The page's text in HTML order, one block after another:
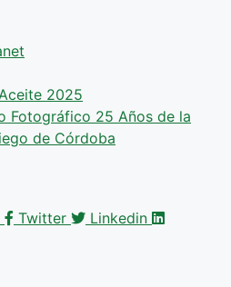
2025
Fotográfico 25 Años de la
de Córdoba
Twitter
Linkedin